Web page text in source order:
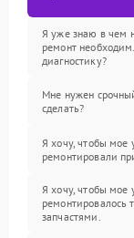
Я уже знаю в чем
ремонт
диагностику?
Мне нужен
сделать?
Я хочу, чтобы мое
ремонтировали
Я хочу, чтобы мое
ремонтировалось
запчастями.